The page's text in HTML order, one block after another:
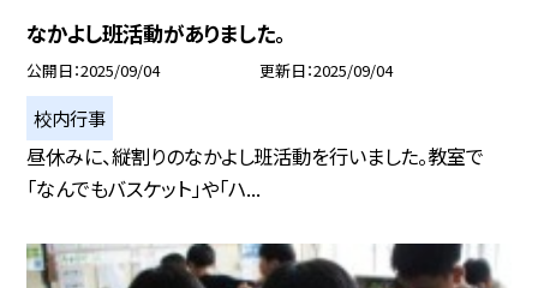
なかよし班活動がありました。
公開日 2025/09/04 更新日 2025/09/04
校内行事
昼休みに、縦割りのなかよし班活動を行いました。教室で
「なんでもバスケット」や「ハ...